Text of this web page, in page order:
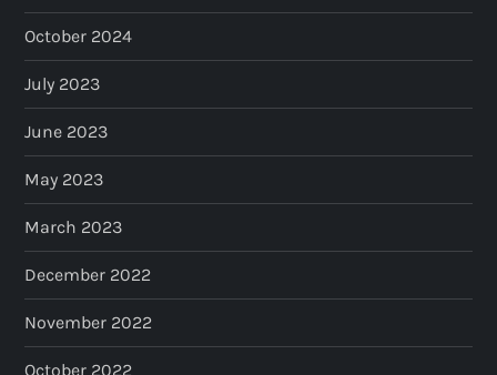
October 2024
July 2023
June 2023
May 2023
March 2023
December 2022
November 2022
October 2022